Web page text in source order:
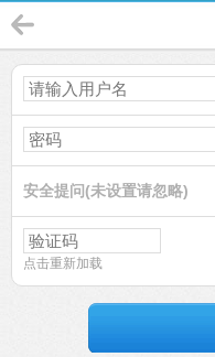
安全提问(未设置请忽略)
点击重新加载